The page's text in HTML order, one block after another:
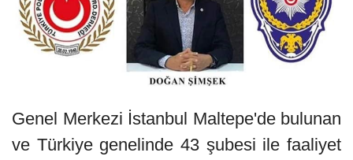
Genel Merkezi İstanbul Maltepe'de bulunan
ve Türkiye genelinde 43 şubesi ile faaliyet